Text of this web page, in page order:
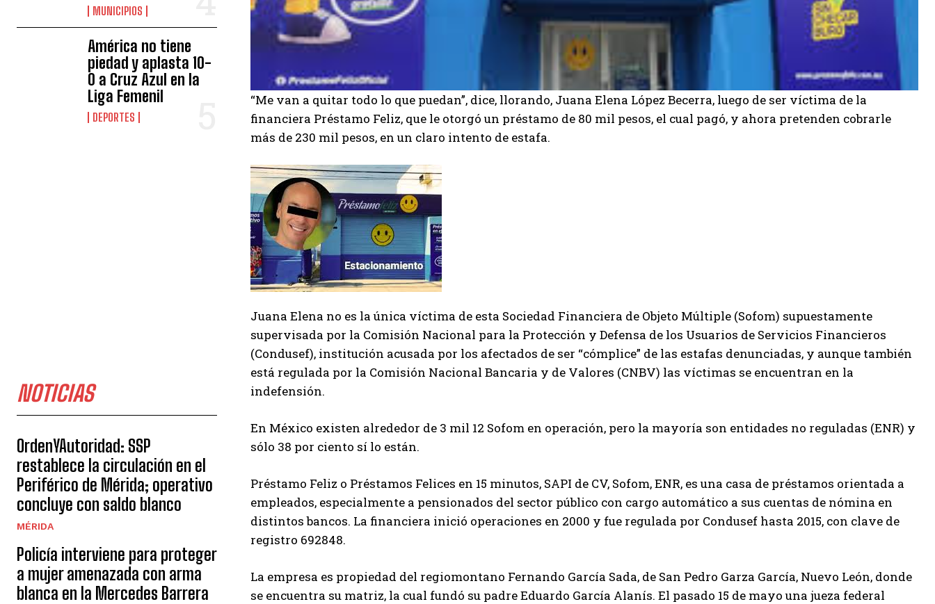
MUNICIPIOS
América no tiene
piedad y aplasta 10-
0 a Cruz Azul en la
Liga Femenil
DEPORTES
NOTICIAS
OrdenYAutoridad: SSP
restablece la circulación en el
Periférico de Mérida; operativo
concluye con saldo blanco
MÉRIDA
Policía interviene para proteger
a mujer amenazada con arma
blanca en la Mercedes Barrera
“Me van a quitar todo lo que puedan”, dice, llorando, Juana Elena López Becerra, luego de ser víctima de la
financiera Préstamo Feliz, que le otorgó un préstamo de 80 mil pesos, el cual pagó, y ahora pretenden cobrarle
más de 230 mil pesos, en un claro intento de estafa.
Juana Elena no es la única víctima de esta Sociedad Financiera de Objeto Múltiple (Sofom) supuestamente
supervisada por la Comisión Nacional para la Protección y Defensa de los Usuarios de Servicios Financieros
(Condusef), institución acusada por los afectados de ser “cómplice” de las estafas denunciadas, y aunque también
está regulada por la Comisión Nacional Bancaria y de Valores (CNBV) las víctimas se encuentran en la
indefensión.
En México existen alrededor de 3 mil 12 Sofom en operación, pero la mayoría son entidades no reguladas (ENR) y
sólo 38 por ciento sí lo están.
Préstamo Feliz o Préstamos Felices en 15 minutos, SAPI de CV, Sofom, ENR, es una casa de préstamos orientada a
empleados, especialmente a pensionados del sector público con cargo automático a sus cuentas de nómina en
distintos bancos. La financiera inició operaciones en 2000 y fue regulada por Condusef hasta 2015, con clave de
registro 692848.
La empresa es propiedad del regiomontano Fernando García Sada, de San Pedro Garza García, Nuevo León, donde
se encuentra su matriz, la cual fundó su padre Eduardo García Alanís. El pasado 15 de mayo una jueza federal